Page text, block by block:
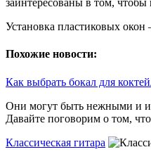
заинтересованы в том, чтобы
Установка пластиковых
Похожие новости:
Как выбрать бокал для
Они могут быть нежными и
Давайте поговорим о том,
Классическая гитара